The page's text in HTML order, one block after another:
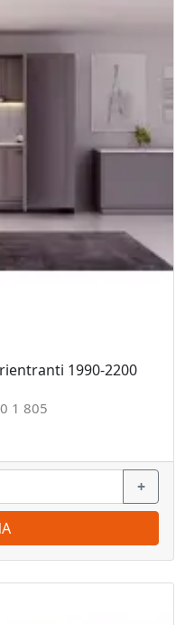
1990-2200
1 805
+